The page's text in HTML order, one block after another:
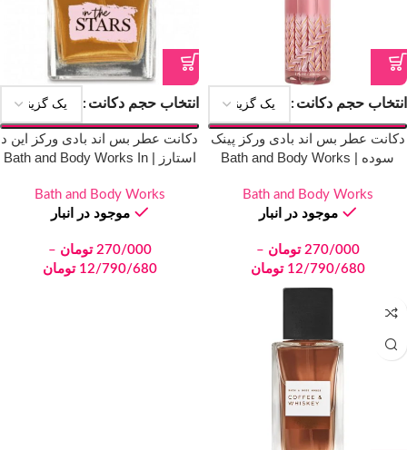
انتخاب حجم دکانت
دکانت عطر بس اند بادی ورکز پینک
سوده | Bath and Body Works
Bath and Body Works
موجود در انبار
270/000 تومان –
12/790/680 تومان
انتخاب حجم دکانت
دکانت عطر بس اند بادی ورکز این د
استارز | Bath and Body Works In
Bath and Body Works
موجود در انبار
270/000 تومان –
12/790/680 تومان